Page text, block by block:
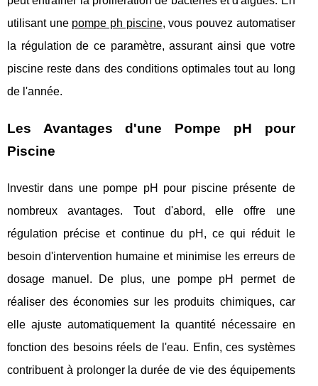
utilisant une pompe ph piscine, vous pouvez automatiser
la régulation de ce paramètre, assurant ainsi que votre
piscine reste dans des conditions optimales tout au long
de l'année.
Les Avantages d'une Pompe pH pour
Piscine
Investir dans une pompe pH pour piscine présente de
nombreux avantages. Tout d'abord, elle offre une
régulation précise et continue du pH, ce qui réduit le
besoin d'intervention humaine et minimise les erreurs de
dosage manuel. De plus, une pompe pH permet de
réaliser des économies sur les produits chimiques, car
elle ajuste automatiquement la quantité nécessaire en
fonction des besoins réels de l'eau. Enfin, ces systèmes
contribuent à prolonger la durée de vie des équipements